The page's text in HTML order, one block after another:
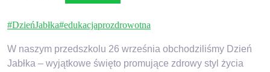
#DzieńJabłka#edukacjaprozdrowotna
W naszym przedszkolu 26 września obchodziliśmy Dzień
Jabłka – wyjątkowe święto promujące zdrowy styl życia